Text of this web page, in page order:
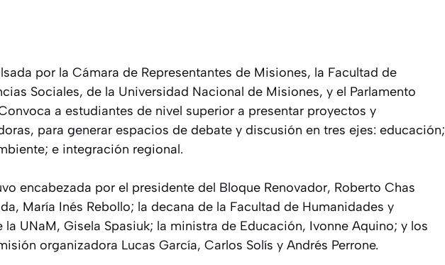
por la Cámara de Representantes de Misiones, la Facultad de
Sociales, de la Universidad Nacional de Misiones, y el Parlamento
a estudiantes de nivel superior a presentar proyectos y
para generar espacios de debate y discusión en tres ejes: educación;
e integración regional.
encabezada por el presidente del Bloque Renovador, Roberto Chas
María Inés Rebollo; la decana de la Facultad de Humanidades y
UNaM, Gisela Spasiuk; la ministra de Educación, Ivonne Aquino; y los
organizadora Lucas García, Carlos Solís y Andrés Perrone.